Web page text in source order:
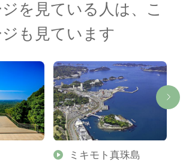
を見ている人は、こ
も見ています
ミキモト真珠島